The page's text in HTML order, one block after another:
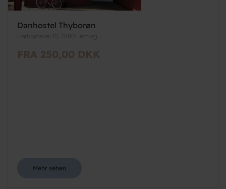
Danhostel Thyborøn
Harboørevej 10, 7680 Lemvig
FRA 250,00 DKK
Mehr sehen